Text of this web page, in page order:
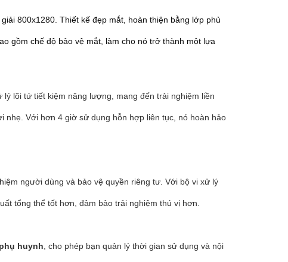
800x1280. Thiết kế đẹp mắt, hoàn thiện bằng lớp phủ
gồm chế độ bảo vệ mắt, làm cho nó trở thành một lựa
lõi tứ tiết kiệm năng lượng, mang đến trải nghiệm liền
nhẹ. Với hơn 4 giờ sử dụng hỗn hợp liên tục, nó hoàn hảo
người dùng và bảo vệ quyền riêng tư. Với bộ vi xử lý
tổng thể tốt hơn, đảm bảo trải nghiệm thú vị hơn.
huynh , cho phép bạn quản lý thời gian sử dụng và nội